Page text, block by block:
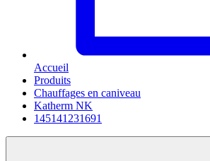
Accueil
Produits
Chauffages en caniveau
Katherm NK
145141231691